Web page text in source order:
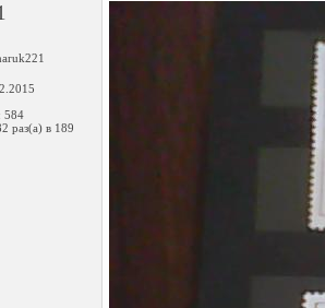
584
раз(а) в 189